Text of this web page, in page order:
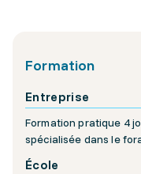
Formation
Entreprise
Formation pratique 4
spécialisée dans le
École